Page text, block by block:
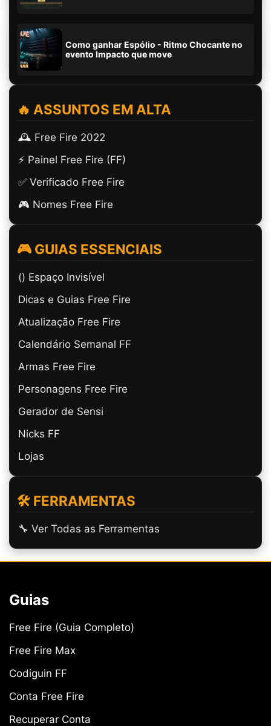
Como ganhar Espólio - Ritmo Chocante no
evento Impacto que move
🔥 ASSUNTOS EM ALTA
🕰️ Free Fire 2022
⚡ Painel Free Fire (FF)
✅ Verificado Free Fire
🎮 Nomes Free Fire
🎮 GUIAS ESSENCIAIS
(ㅤ) Espaço Invisível
Dicas e Guias Free Fire
Atualização Free Fire
Calendário Semanal FF
Armas Free Fire
Personagens Free Fire
Gerador de Sensi
Nicks FF
Lojas
🛠️ FERRAMENTAS
🔧 Ver Todas as Ferramentas
Guias
Free Fire (Guia Completo)
Free Fire Max
Codiguin FF
Conta Free Fire
Recuperar Conta